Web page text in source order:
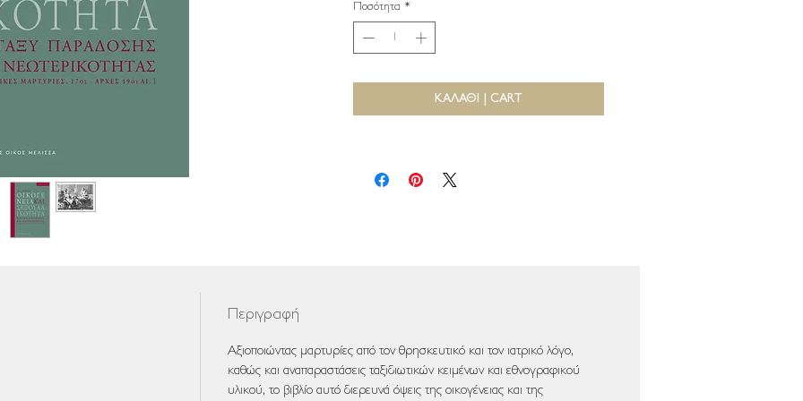
Ποσότητα *
ΚΑΛΑΘΙ | CART
Περιγραφή
Αξιοποιώντας μαρτυρίες από τον θρησκευτικό και τον ιατρικό λόγο,
καθώς και αναπαραστάσεις ταξιδιωτικών κειμένων και εθνογραφικού
υλικού, το βιβλίο αυτό διερευνά όψεις της οικογένειας και της